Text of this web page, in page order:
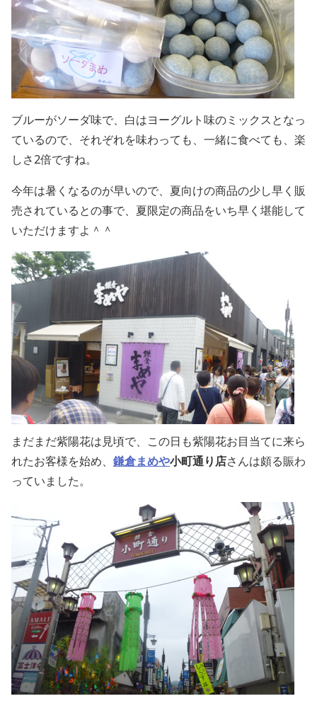
ブルーがソーダ味で、白はヨーグルト味のミックスとなっ
ているので、それぞれを味わっても、一緒に食べても、楽
しさ2倍ですね。
今年は暑くなるのが早いので、夏向けの商品の少し早く販
売されているとの事で、夏限定の商品をいち早く堪能して
いただけますよ＾＾
まだまだ紫陽花は見頃で、この日も紫陽花お目当てに来ら
れたお客様を始め、 鎌倉まめや小町通り店さんは頗る賑わ
っていました。